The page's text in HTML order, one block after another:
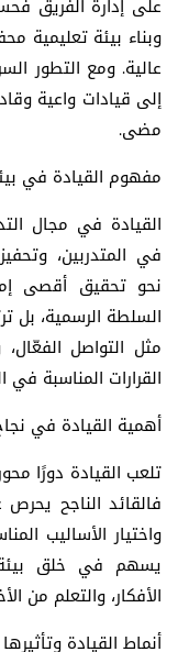
على إدارة الفريق
وبناء بيئة تعليمية
عالية. ومع التطور
إلى قيادات واعية
مضى.
مفهوم القيادة في
القيادة في مجال
في المتدربين،
نحو تحقيق أقصى
السلطة الرسمية، بل
مثل التواصل
القرارات المناسبة
أهمية القيادة في نجاح
تلعب القيادة دورًا
فالقائد الناجح يحرص
واختيار الأساليب
يسهم في خلق
الأفكار، والتعلم من
أنماط القيادة